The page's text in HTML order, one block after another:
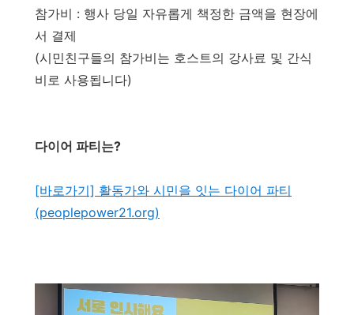
참가비 : 행사 당일 자유롭게 책정한 금액을 현장에
서 결제
(시민친구들의 참가비는 호스트의 강사료 및 간식
비로 사용됩니다)
다이어 파티는?
[바로가기] 활동가와 시민을 잇는 다이어 파티
(peoplepower21.org)